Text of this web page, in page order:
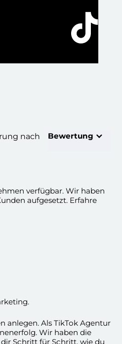
nach Bewertung
verfügbar. Wir haben
aufgesetzt. Erfahre
anlegen. Als TikTok Agentur
Wir haben die
Schritt für Schritt, wie du